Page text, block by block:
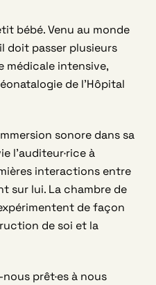
bébé. Venu au monde
doit passer plusieurs
médicale intensive,
de l’Hôpital
sonore dans sa
l’auditeur·rice à
interactions entre
sur lui. La chambre de
de façon
de soi et la
prêt·es à nous